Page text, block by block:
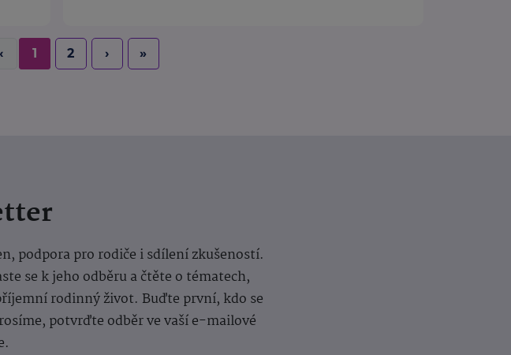
‹ 1 2 › »
podpora pro rodiče i sdílení zkušeností.
se k jeho odběru a čtěte o tématech,
rodinný život. Buďte první, kdo se
potvrďte odběr ve vaší e-mailové